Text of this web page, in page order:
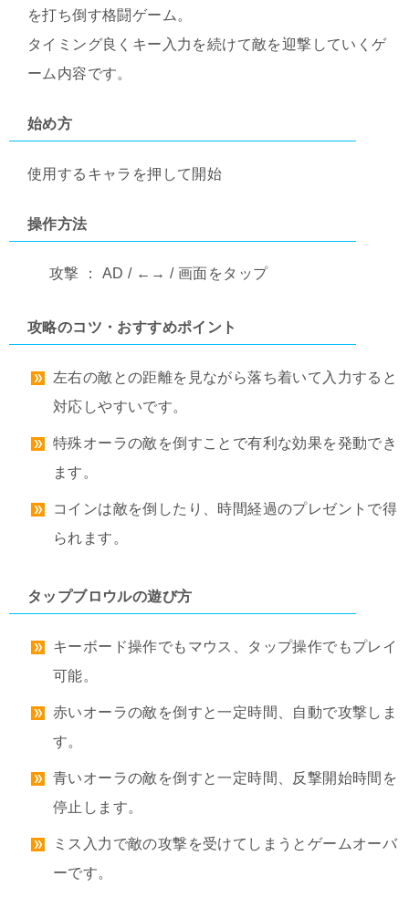
を打ち倒す格闘ゲーム。
タイミング良くキー入力を続けて敵を迎撃していくゲ
ーム内容です。
始め方
使用するキャラを押して開始
操作方法
攻撃 ： AD / ←→ / 画面をタップ
攻略のコツ・おすすめポイント
左右の敵との距離を見ながら落ち着いて入力すると
対応しやすいです。
特殊オーラの敵を倒すことで有利な効果を発動でき
ます。
コインは敵を倒したり、時間経過のプレゼントで得
られます。
タップブロウルの遊び方
キーボード操作でもマウス、タップ操作でもプレイ
可能。
赤いオーラの敵を倒すと一定時間、自動で攻撃しま
す。
青いオーラの敵を倒すと一定時間、反撃開始時間を
停止します。
ミス入力で敵の攻撃を受けてしまうとゲームオーバ
ーです。